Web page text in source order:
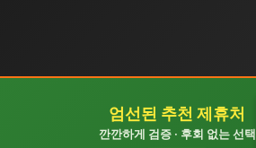
엄선된 추천 제휴처
깐깐하게 검증 · 후회 없는 선택